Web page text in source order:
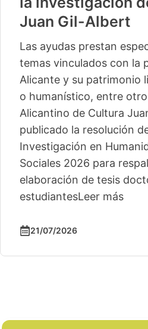
Juan Gil-Albert
Las ayudas prestan
temas vinculados con la
Alicante y su patrimonio
o humanístico, entre
Alicantino de Cultura
publicado la resolución
Investigación en
Sociales 2026 para
elaboración de tesis
estudiantesLeer más
21/07/2026